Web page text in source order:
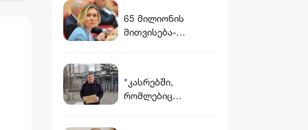
65 მილიონის
მითვისება-
გაამართლა
"კასრებში,
რომლებიც